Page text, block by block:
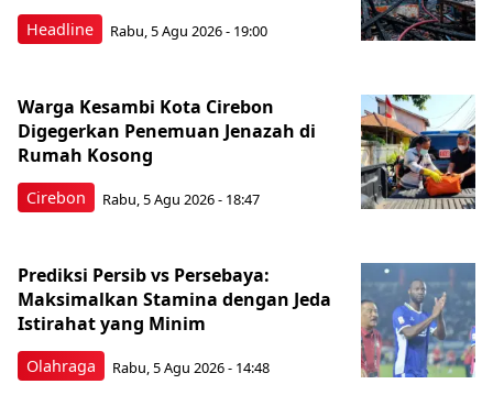
Headline Rabu, 5 Agu 2026 - 19:00
Cirebon
Warga Kesambi Kota Cirebon
Digegerkan Penemuan Jenazah di
Rumah Kosong
Rabu, 5 Agu 2026 - 18:47
Olahraga
Prediksi Persib vs Persebaya:
Maksimalkan Stamina dengan Jeda
Istirahat yang Minim
Rabu, 5 Agu 2026 - 14:48